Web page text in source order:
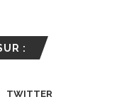
:
TWITTER